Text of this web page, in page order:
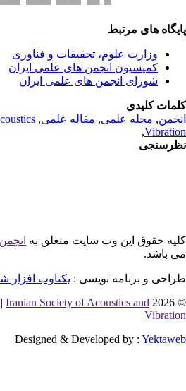
های مرتبط
وزارت علوم، تحقیقات و فناوری
کمیسیون انجمن های علمی ایران
شورای انجمن های علمی ایران
کلیدی
,مجله علمی, مقاله علمی,
Acoustics
,
حقوق این وب سایت متعلق بهانجمن
باشد.
و برنامه نویسی : یکتاوب افزار
©
Iranian Society of Acoustics and
Designed & Developed by :